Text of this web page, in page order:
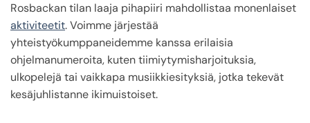
Rosbackan tilan laaja pihapiiri mahdollistaa monenlaiset
aktiviteetit. Voimme järjestää
yhteistyökumppaneidemme kanssa erilaisia
ohjelmanumeroita, kuten tiimiytymisharjoituksia,
ulkopelejä tai vaikkapa musiikkiesityksiä, jotka tekevät
kesäjuhlistanne ikimuistoiset.